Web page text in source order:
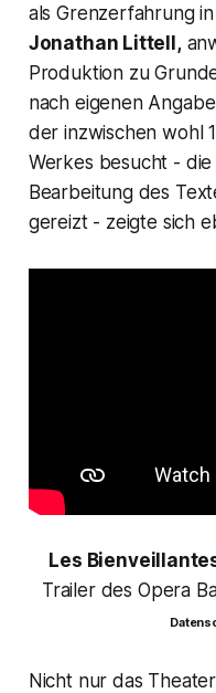
als Grenzerfahrung
Jonathan Littell,
Produktion zu
nach eigenen
der inzwischen wohl
Werkes besucht -
Bearbeitung des
gereizt - zeigte sich
Les
Trailer des Opera
Nicht nur das